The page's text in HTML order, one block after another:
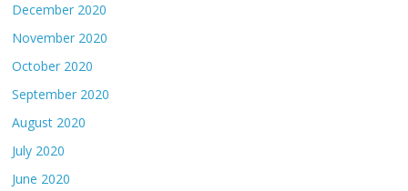
December 2020
November 2020
October 2020
September 2020
August 2020
July 2020
June 2020